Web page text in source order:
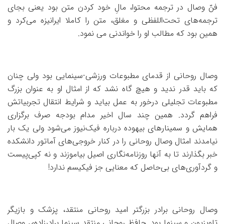
فنّ وصال در ترجمه محتوا، مالِ خود کردن متن بود یعنی بجای
ترجمه‌های تحت‌اللفظی و مغلق، متن را کاملا ایرانیزه می‌کرد و
همین بود که مطالب او را خواندنی می نمود.
وصال روحانی از قدمای مطبوعات ورزشی-سینمایی بود ولی چنان
که باید قدر ندید و هیچ گاه نشد که از امثال او به عنوان بزرگ
مطبوعات تجلیلی درخور به عمل بیاید و شرایط انتقال تجربیاتش
فراهم گردد. همین چند سال اخیر مدام بودجه صرف برگزاری
همایش و سمینارهای بیهوده درباره فیک‌نیوز می‌شود ولی یک بار
نیامدند امثال وصال روحانی را در کنار خروجی‌های آماتور دانشکده
خبر بگذارند تا به آنها روزنامه‌نگاری اصیل بیاموزند و نه کپی‌پیست
و گردآوری‌های بی‌حاصل که معنایی جز فیکیسم ندارد!
وصال روحانی برادر بزرگتر امید روحانی منتقد، پزشک و بازیگر